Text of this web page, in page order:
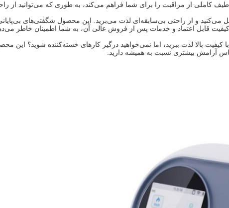
از مراقبت را برای شما فراهم می‌کند، به طوری که می‌توانید از
و از راحتی بی‌سابقه‌ای لذت می‌برید. این محصول شگفتی‌های
قابل اعتماد و خدمات پس از فروش عالی آن، به شما اطمینان خاطر
بالا لذت ببرید، اما نمی‌خواهید درگیر کارهای خسته‌کننده شوید؟ این
آرامش بیشتری نسبت به همیشه دارید.